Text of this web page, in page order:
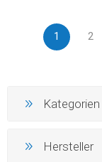
1 2
Kategorien
Hersteller